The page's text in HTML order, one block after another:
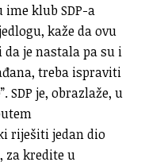
ime klub SDP-a
kaže da ovu
je nastala pa su i
treba ispraviti
SDP je, obrazlaže, u
riješiti jedan dio
za kredite u